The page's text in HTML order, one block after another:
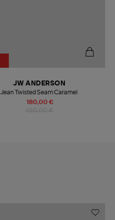
180,00 €
JW ANDERSON
Jean Twisted Seam Caramel